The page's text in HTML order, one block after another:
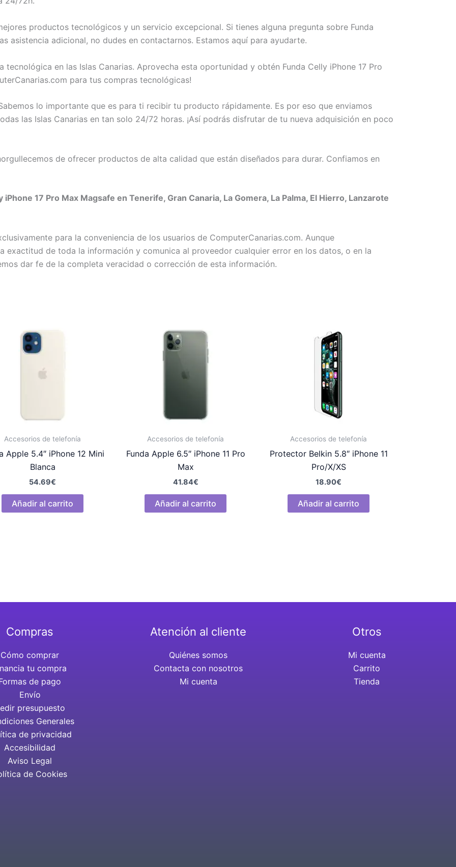
productos tecnológicos y un servicio excepcional. Si tienes alguna pregunta sobre Funda
asistencia adicional, no dudes en contactarnos. Estamos aquí para ayudarte.
tecnológica en las Islas Canarias. Aprovecha esta oportunidad y obtén Funda Celly iPhone 17 Pro
para tus compras tecnológicas!
lo importante que es para ti recibir tu producto rápidamente. Es por eso que enviamos
las Islas Canarias en tan solo 24/72 horas. ¡Así podrás disfrutar de tu nueva adquisición en poco
de ofrecer productos de alta calidad que están diseñados para durar. Confiamos en
17 Pro Max Magsafe en Tenerife, Gran Canaria, La Gomera, La Palma, El Hierro, Lanzarote
para la conveniencia de los usuarios de ComputerCanarias.com. Aunque
exactitud de toda la información y comunica al proveedor cualquier error en los datos, o en la
dar fe de la completa veracidad o corrección de esta información.
Accesorios de telefonía
Apple 5.4″ iPhone 12 Mini
Blanca
54.69€
Añadir al carrito
Accesorios de telefonía
Funda Apple 6.5″ iPhone 11 Pro
Max
41.84€
Añadir al carrito
Accesorios de telefonía
Protector Belkin 5.8″ iPhone 11
Pro/X/XS
18.90€
Añadir al carrito
Compras
Cómo comprar
tu compra
de pago
Envío
presupuesto
Generales
de privacidad
Accesibilidad
Aviso Legal
de Cookies
Atención al cliente
Quiénes somos
Contacta con nosotros
Mi cuenta
Otros
Mi cuenta
Carrito
Tienda